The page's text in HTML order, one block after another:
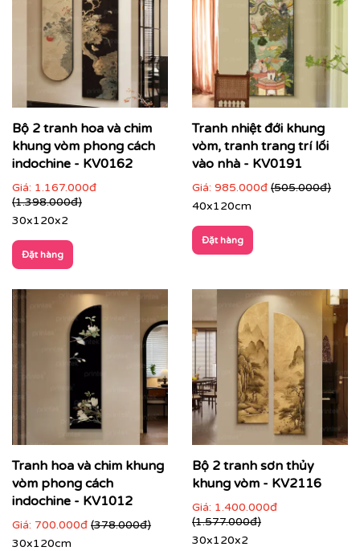
Bộ 2 tranh hoa và chim
khung vòm phong cách
indochine - KV0162
Giá: 1.167.000đ
(1.398.000đ)
30x120x2
Đặt hàng
Tranh nhiệt đới khung
vòm, tranh trang trí lối
vào nhà - KV0191
Giá: 985.000đ (505.000đ)
40x120cm
Đặt hàng
Tranh hoa và chim khung
vòm phong cách
indochine - KV1012
Giá: 700.000đ (378.000đ)
30x120cm
Bộ 2 tranh sơn thủy
khung vòm - KV2116
Giá: 1.400.000đ
(1.577.000đ)
30x120x2